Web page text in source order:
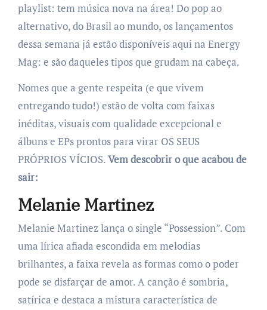
playlist: tem música nova na área! Do pop ao
alternativo, do Brasil ao mundo, os lançamentos
dessa semana já estão disponíveis aqui na Energy
Mag: e são daqueles tipos que grudam na cabeça.
Nomes que a gente respeita (e que vivem
entregando tudo!) estão de volta com faixas
inéditas, visuais com qualidade excepcional e
álbuns e EPs prontos para virar OS SEUS
PRÓPRIOS VÍCIOS.Vem descobrir o que acabou de
sair:
Melanie Martinez
Melanie Martinez lança o single “Possession”. Com
uma lírica afiada escondida em melodias
brilhantes, a faixa revela as formas como o poder
pode se disfarçar de amor. A canção é sombria,
satírica e destaca a mistura característica de